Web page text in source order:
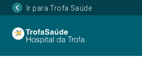
Ir para Trofa Saúde